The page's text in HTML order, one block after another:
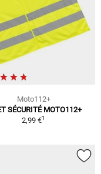
Moto112+
SÉCURITÉ MOTO112+
2,99 €1